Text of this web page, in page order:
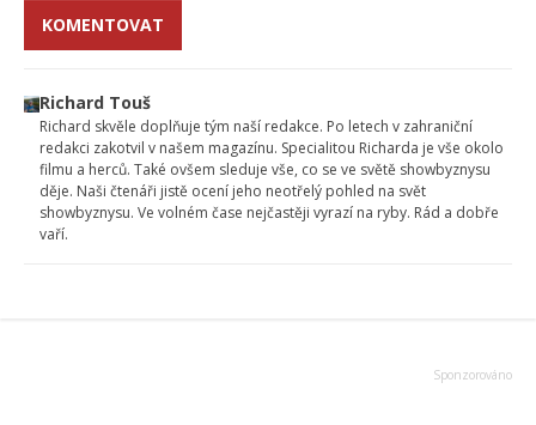
KOMENTOVAT
Richard Touš
Richard skvěle doplňuje tým naší redakce. Po letech v zahraniční
redakci zakotvil v našem magazínu. Specialitou Richarda je vše okolo
filmu a herců. Také ovšem sleduje vše, co se ve světě showbyznysu
děje. Naši čtenáři jistě ocení jeho neotřelý pohled na svět
showbyznysu. Ve volném čase nejčastěji vyrazí na ryby. Rád a dobře
vaří.